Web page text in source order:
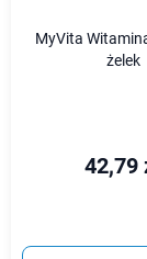
MyVita
żelek
42,79